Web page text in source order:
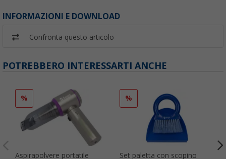
INFORMAZIONI E DOWNLOAD
Confronta questo articolo
POTREBBERO INTERESSARTI ANCHE
%
Aspirapolvere portatile
%
Set paletta con scopino